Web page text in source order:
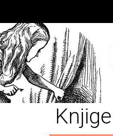
Knjige